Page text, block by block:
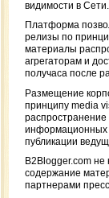
видимости в Сети.
Платформа
релизы по
материалы
агрегаторам и
получаса после
Размещение
принципу media
информационных
публикации
B2Blogger.com не
содержание
партнерами